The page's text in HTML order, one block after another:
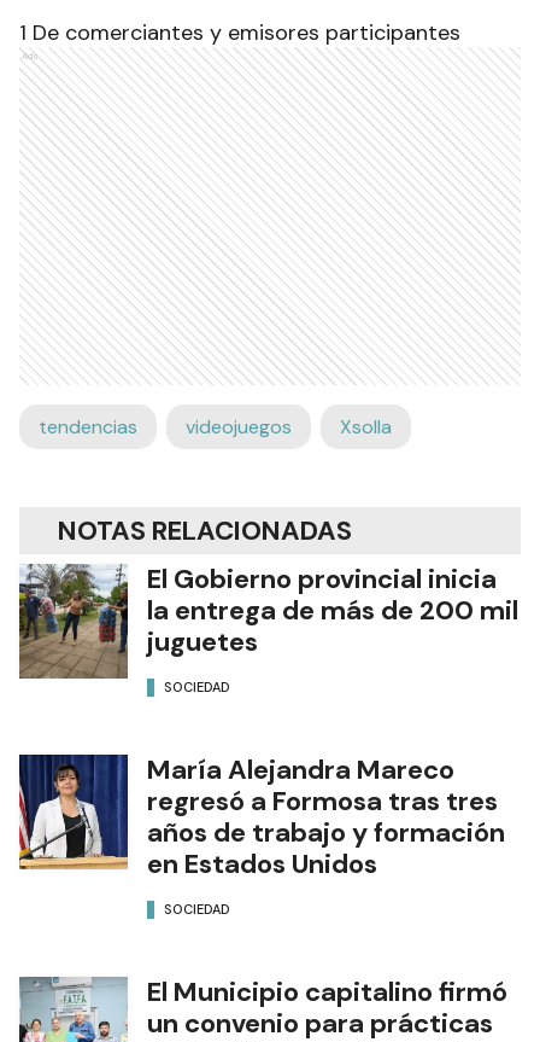
1 De comerciantes y emisores participantes
Ads
tendencias videojuegos Xsolla
NOTAS RELACIONADAS
El Gobierno provincial inicia
la entrega de más de 200 mil
juguetes
SOCIEDAD
María Alejandra Mareco
regresó a Formosa tras tres
años de trabajo y formación
en Estados Unidos
SOCIEDAD
El Municipio capitalino firmó
un convenio para prácticas